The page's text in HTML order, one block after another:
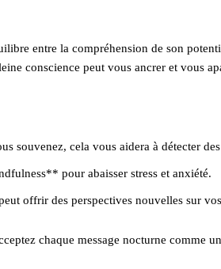
entre la compréhension de son
conscience peut vous ancrer et vous
souvenez, cela vous aidera à détecter
pour abaisser stress et anxiété.
offrir des perspectives nouvelles sur
chaque message nocturne comme